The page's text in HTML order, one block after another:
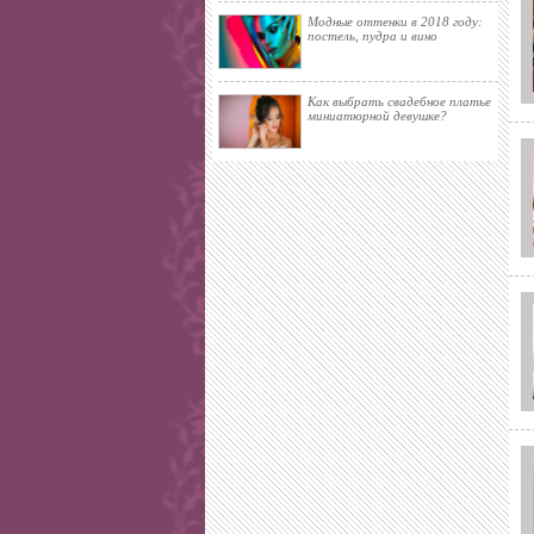
Модные оттенки в 2018 году:
постель, пудра и вино
Как выбрать свадебное платье
миниатюрной девушке?